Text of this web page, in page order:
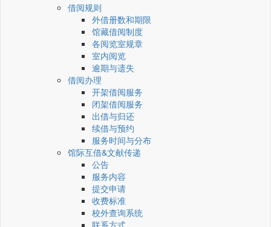
借阅规则
外借册数和期限
馆藏借阅制度
各阅览室规章
室内阅览
逾期与遗失
借阅办理
开架借阅服务
闭架借阅服务
出借与归还
续借与预约
服务时间与分布
馆际互借&文献传递
公告
服务内容
提交申请
收费标准
校外查询系统